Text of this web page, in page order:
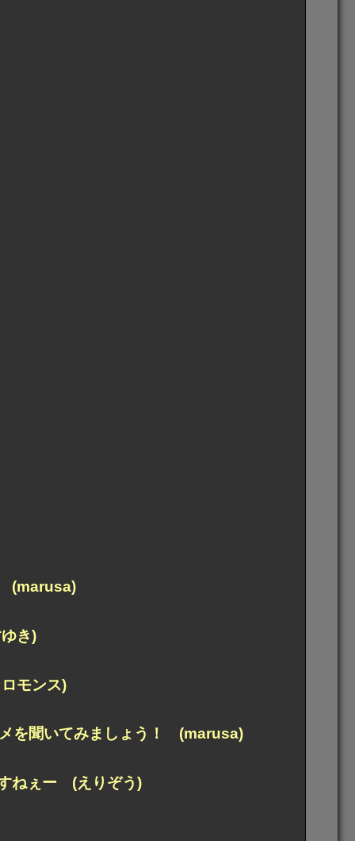
(marusa)
き)
モンス)
を聞いてみましょう！ (marusa)
ねぇー (えりぞう)